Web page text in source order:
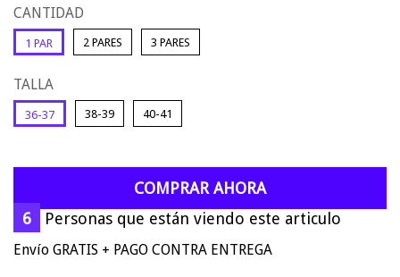
CANTIDAD
1 PAR 2 PARES 3 PARES
TALLA
36-37 38-39 40-41
COMPRAR AHORA
6
Personas que están viendo este articulo
Envío GRATIS + PAGO CONTRA ENTREGA